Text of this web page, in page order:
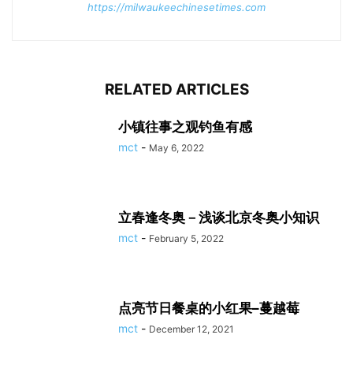
https://milwaukeechinesetimes.com
RELATED ARTICLES
小镇往事之观钓鱼有感
mct - May 6, 2022
立春逢冬奥－浅谈北京冬奥小知识
mct - February 5, 2022
点亮节日餐桌的小红果–蔓越莓
mct - December 12, 2021